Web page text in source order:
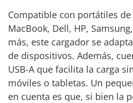
Compatible con portátiles
MacBook, Dell, HP,
más, este cargador se
de dispositivos. Además,
USB-A que facilita la carga
móviles o tabletas. Un
en cuenta es que, si bien la